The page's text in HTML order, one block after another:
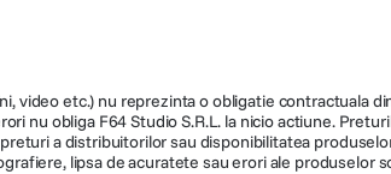
video etc.) nu reprezinta o obligatie contractuala
nu obliga F64 Studio S.R.L. la nicio actiune.
a distribuitorilor sau disponibilitatea
lipsa de acuratete sau erori ale produselor